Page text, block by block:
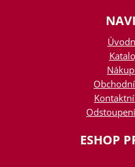
ESHOP